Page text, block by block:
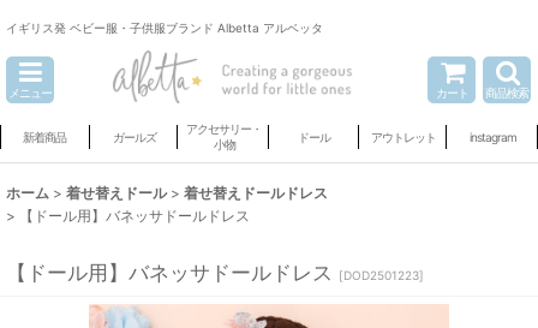
イギリス発 ベビー服・子供服ブランド Albetta アルベッタ
メニュー カート 商品検索
新着商品 ガールズ
アクセサリー・
小物
ドール アウトレット instagram
ホーム > 着せ替えドール > 着せ替えドールドレス
>
【ドール用】バネッサドールドレス
【ドール用】バネッサドールドレス [DOD2501223]